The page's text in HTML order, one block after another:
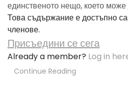
единственото нещо, което може
Това съдържание е достъпно
членове.
Присъедини се сега
Already a member? Log in
Continue Reading